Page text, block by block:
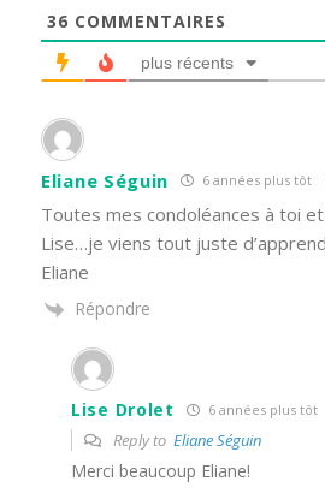
36 COMMENTAIRES
plus récents
Eliane Séguin 6 années plus tôt
Toutes mes condoléances à toi
Lise…je viens tout juste
Eliane
Répondre
Lise Drolet 6 années plus tôt
Reply to Eliane Séguin
Merci beaucoup Eliane!